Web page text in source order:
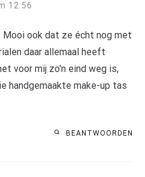
12:56
ook dat ze écht nog met
daar allemaal heeft
voor mij zo'n eind weg is,
handgemaakte make-up tas
BEANTWOORDEN